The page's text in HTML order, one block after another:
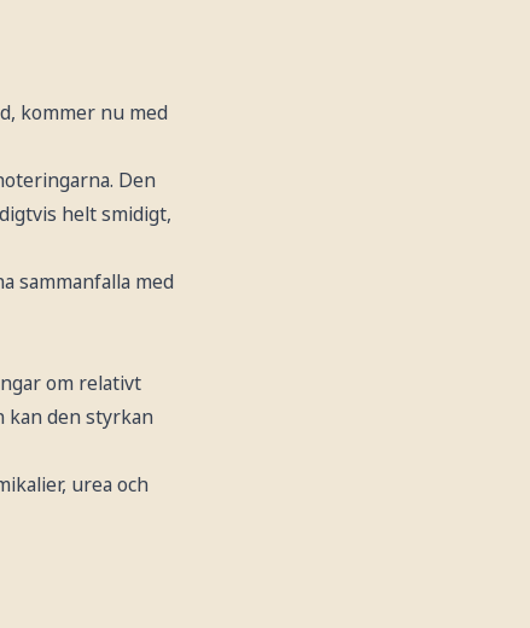
kommer nu med
Den
helt smidigt,
sammanfalla med
om relativt
kan den styrkan
urea och